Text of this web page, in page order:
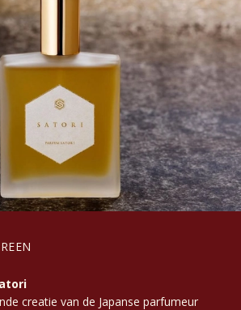
creatie van de Japanse parfumeur